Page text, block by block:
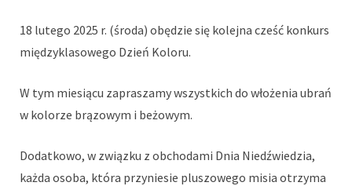
18 lutego 2025 r. (środa) obędzie się kolejna cześć konkurs
międzyklasowego Dzień Koloru.
W tym miesiącu zapraszamy wszystkich do włożenia ubrań
w kolorze brązowym i beżowym.
Dodatkowo, w związku z obchodami Dnia Niedźwiedzia,
każda osoba, która przyniesie pluszowego misia otrzyma